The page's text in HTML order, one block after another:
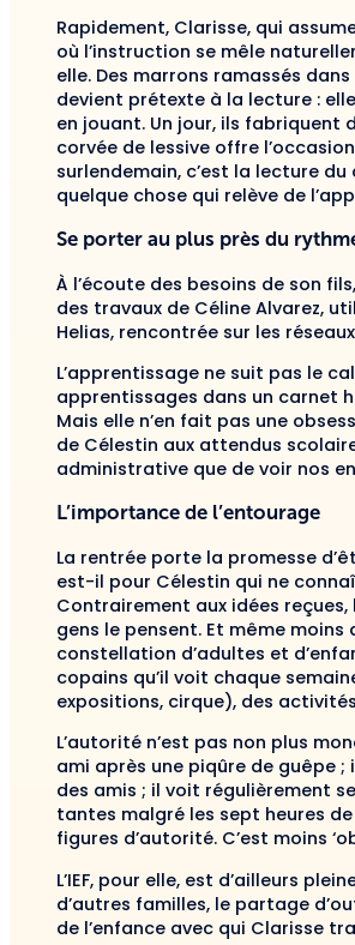
Rapidement, Clarisse, qui
où l’instruction se mêle
elle. Des marrons ramassés
devient prétexte à la lecture :
en jouant. Un jour, ils fabriquent
corvée de lessive offre
surlendemain, c’est la lecture
quelque chose qui relève de
Se porter au plus près du
À l’écoute des besoins de son
des travaux de Céline Alvarez,
Helias, rencontrée sur les
L’apprentissage ne suit pas le
apprentissages dans un carnet
Mais elle n’en fait pas une
de Célestin aux attendus
administrative que de voir nos
L’importance de l’entourage
La rentrée porte la promesse
est-il pour Célestin qui ne
Contrairement aux idées reçues,
gens le pensent. Et même
constellation d’adultes et
copains qu’il voit chaque
expositions, cirque), des
L’autorité n’est pas non plus
ami après une piqûre de guêpe ;
des amis ; il voit régulièrement
tantes malgré les sept heures
figures d’autorité. C’est moins
L’IEF, pour elle, est d’ailleurs
d’autres familles, le partage
de l’enfance avec qui Clarisse